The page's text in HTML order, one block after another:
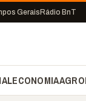
Gerais Rádio BnT
ECONOMIA